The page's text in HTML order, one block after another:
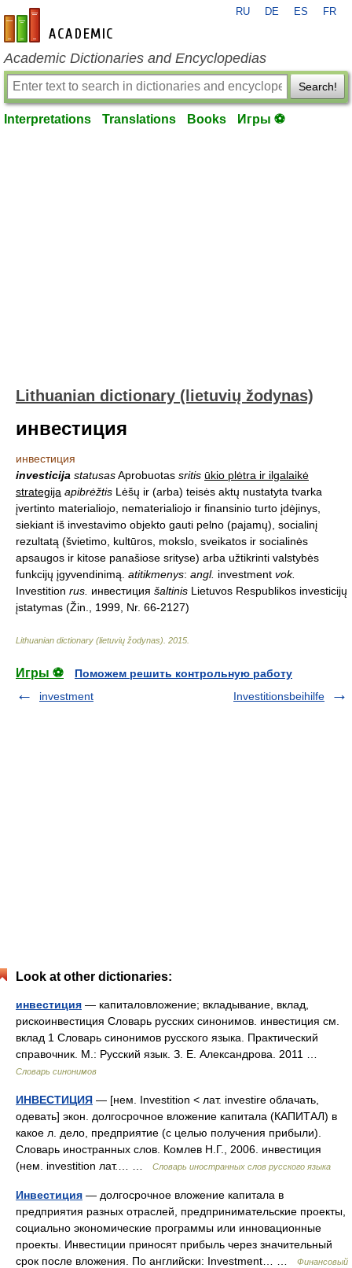
en-academic.com
RU DE ES FR
Academic Dictionaries and Encyclopedias
Search!
Interpretations Translations Books Игры ⚽
Lithuanian dictionary (lietuvių žodynas)
инвестиция
инвестиция
investicija statusasAprobuotas sritis ūkio plėtra ir ilgalaikė
strategija apibrėžtis Lėšų ir (arba) teisės aktų nustatyta tvarka
įvertinto materialiojo, nematerialiojo ir finansinio turto įdėjinys,
siekiant iš investavimo objekto gauti pelno (pajamų), socialinį
rezultatą (švietimo, kultūros, mokslo, sveikatos ir socialinės
apsaugos ir kitose panašiose srityse) arba užtikrinti valstybės
funkcijų įgyvendinimą. atitikmenys: angl. investment vok.
Investition rus. инвестиция šaltinis Lietuvos Respublikos investicijų
įstatymas (Žin., 1999, Nr. 66-2127)
Lithuanian dictionary (lietuvių žodynas) 2015
Игры ⚽
Поможем решить контрольную работу
investment
Investitionsbeihilfe
Look at other dictionaries:
инвестиция — капиталовложение; вкладывание, вклад,
рискоинвестиция Словарь русских синонимов. инвестиция см.
вклад 1 Словарь синонимов русского языка. Практический
справочник. М.: Русский язык. З. Е. Александрова. 2011 …
Словарь синонимов
ИНВЕСТИЦИЯ — [нем. Investition < лат. investire облачать,
одевать] экон. долгосрочное вложение капитала (КАПИТАЛ) в
какое л. дело, предприятие (с целью получения прибыли).
Словарь иностранных слов. Комлев Н.Г., 2006. инвестиция
(нем. investition лат.… …
Словарь иностранных слов русского языка
Инвестиция — долгосрочное вложение капитала в
предприятия разных отраслей, предпринимательские проекты,
социально экономические программы или инновационные
проекты. Инвестиции приносят прибыль через значительный
срок после вложения. По английски: Investment… …
Финансовый